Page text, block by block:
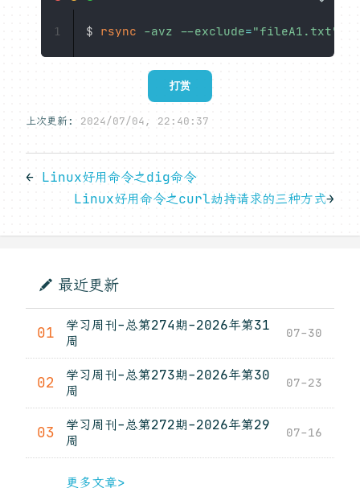
$ rsync -avz --exclude="fileA1.txt"
1
打赏
上次更新: 2024/07/04, 22:40:37
← Linux好用命令之dig命令
Linux好用命令之curl劫持请求的三种方式→
最近更新
01
学习周刊-总第274期-2026年第31
周
07-30
02
学习周刊-总第273期-2026年第30
周
07-23
03
学习周刊-总第272期-2026年第29
周
07-16
更多文章>